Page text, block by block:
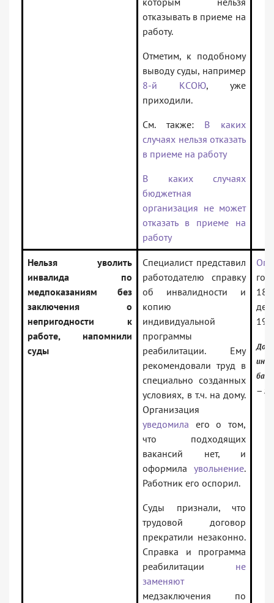
отказывать в приеме на
работу.
Отметим, к подобному
выводу суды, например
8-й КСОЮ, уже
приходили.
См. также: В каких
случаях нельзя отказать
в приеме на работу
В каких случаях
бюджетная
организация не может
отказать в приеме на
работу
Нельзя уволить
инвалида по
медпоказаниям без
заключения о
непригодности к
работе, напомнили
суды
Специалист представил
работодателю справку
об инвалидности и
копию
индивидуальной
программы
реабилитации. Ему
рекомендовали труд в
специально созданных
условиях, в т.ч. на дому.
Организация
уведомила его о том,
что подходящих
вакансий нет, и
оформила увольнение.
Работник его оспорил.
Суды признали, что
трудовой договор
прекратили незаконно.
Справка и программа
реабилитации не
заменяют
медзаключения по
го
— 1